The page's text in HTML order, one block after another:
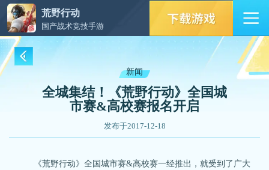
新闻
全城集结！《荒野行动》全国城
市赛&高校赛报名开启
发布于2017-12-18
《荒野行动》全国城市赛&高校赛一经推出，就受到了广大
荒野行动
国产战术竞技手游